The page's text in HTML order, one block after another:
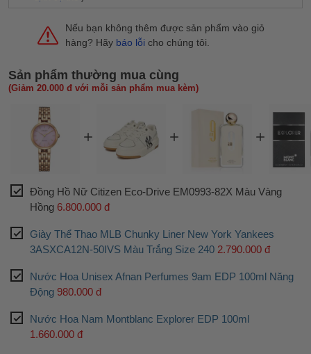
Nếu bạn không thêm được sản phẩm vào giỏ
hàng? Hãy báo lỗi cho chúng tôi.
Sản phẩm thường mua cùng
(Giảm 20.000 đ với mỗi sản phẩm mua kèm)
Đồng Hồ Nữ Citizen Eco-Drive EM0993-82X Màu Vàng
Hồng 6.800.000 đ
Giày Thể Thao MLB Chunky Liner New York Yankees
3ASXCA12N-50IVS Màu Trắng Size 240 2.790.000 đ
Nước Hoa Unisex Afnan Perfumes 9am EDP 100ml Năng
Động 980.000 đ
Nước Hoa Nam Montblanc Explorer EDP 100ml
1.660.000 đ